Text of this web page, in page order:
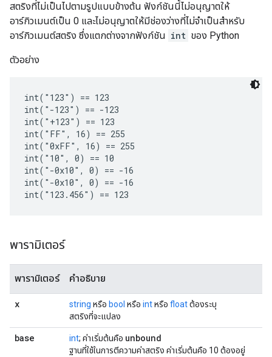
สตริงที่ไม่เป็นไปตามรูปแบบข้างต้น ฟังก์ชันนี้ไม่อนุญาตให้
อาร์กิวเมนต์เป็น 0 และไม่อนุญาตให้มีช่องว่างที่ไม่จำเป็นสำหรับ
อาร์กิวเมนต์สตริง ซึ่งแตกต่างจากฟังก์ชัน int ของ Python
ตัวอย่าง
int("123") == 123
int("-123") == -123
int("+123") == 123
int("FF", 16) == 255
int("0xFF", 16) == 255
int("10", 0) == 10
int("-0x10", 0) == -16
int("-0x10", 0) == -16
พารามิเตอร์
พารามิเตอร์ คำอธิบาย
x string หรือ bool หรือ intหรือ floatต้องระบุ
สตริงที่จะแปลง
base int; ค่าเริ่มต้นคือ unbound
ฐานที่ใช้ในการตีความค่าสตริง ค่าเริ่มต้นคือ 10 ต้องอยู่